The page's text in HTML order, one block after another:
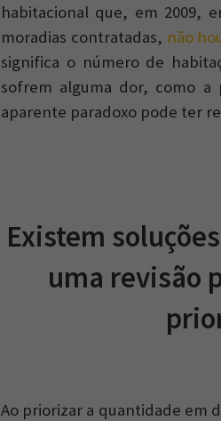
habitacional que, em 2009,
moradias contratadas, não
significa o número de
sofrem alguma dor, como a
aparente paradoxo pode ter
Existem
uma revisão
Ao priorizar a quantidade em